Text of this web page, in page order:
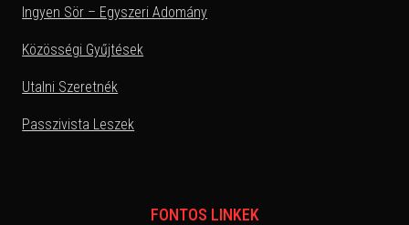
Ingyen Sör – Egyszeri Adomány
Közösségi Gyűjtések
Utalni Szeretnék
Passzivista Leszek
FONTOS LINKEK